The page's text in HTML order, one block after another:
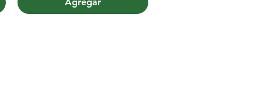
Agregar